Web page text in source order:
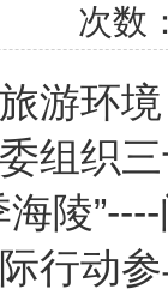
次数
环境
组织
陵
行动